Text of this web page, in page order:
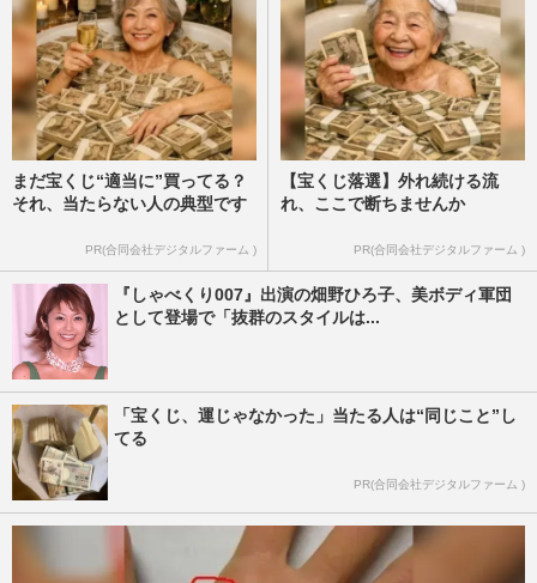
まだ宝くじ“適当に”買ってる？
それ、当たらない人の典型です
PR(合同会社デジタルファーム )
【宝くじ落選】外れ続ける流
れ、ここで断ちませんか
PR(合同会社デジタルファーム )
『しゃべくり007』出演の畑野ひろ子、美ボディ軍団
として登場で「抜群のスタイルは...
「宝くじ、運じゃなかった」当たる人は“同じこと”し
てる
PR(合同会社デジタルファーム )